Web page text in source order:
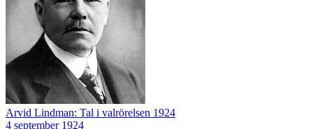
Arvid Lindman: Tal i valrörelsen 1924
4 september 1924